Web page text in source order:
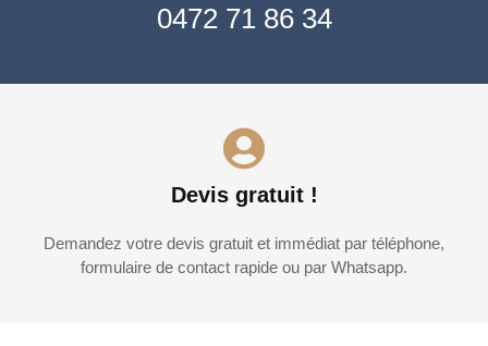
0472 71 86 34
Devis gratuit !
Demandez votre devis gratuit et immédiat par téléphone,
formulaire de contact rapide ou par Whatsapp.